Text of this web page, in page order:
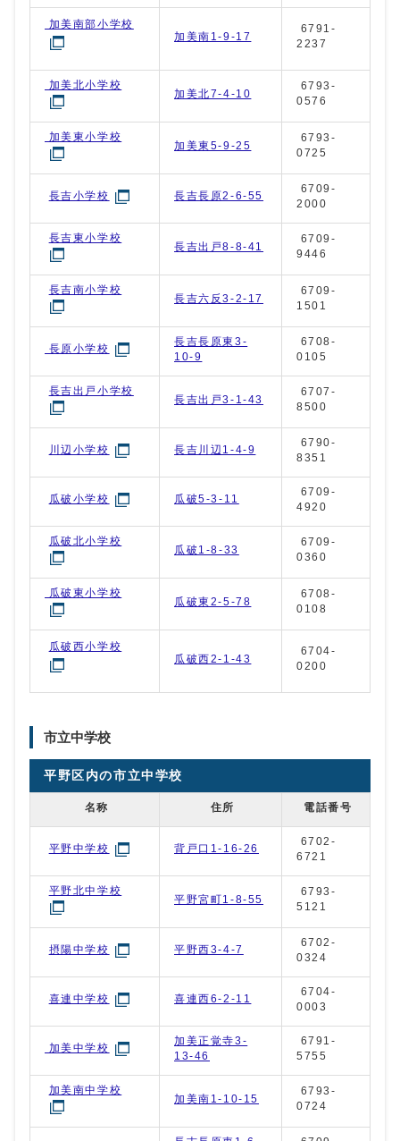
加美南部小学校
加美南1-9-17
6791-
2237
加美北小学校
加美北7-4-10
6793-
0576
加美東小学校
加美東5-9-25
6793-
0725
長吉小学校 長吉長原2-6-55
6709-
2000
長吉東小学校
長吉出戸8-8-41
6709-
9446
長吉南小学校
長吉六反3-2-17
6709-
1501
長原小学校
長吉長原東3-
10-9
6708-
0105
長吉出戸小学校
長吉出戸3-1-43
6707-
8500
川辺小学校 長吉川辺1-4-9
6790-
8351
瓜破小学校 瓜破5-3-11
6709-
4920
瓜破北小学校
瓜破1-8-33
6709-
0360
瓜破東小学校
瓜破東2-5-78
6708-
0108
瓜破西小学校
瓜破西2-1-43
6704-
0200
市立中学校
平野区内の市立中学校
名称 住所 電話番号
平野中学校 背戸口1-16-26
6702-
6721
平野北中学校
平野宮町1-8-55
6793-
5121
摂陽中学校 平野西3-4-7
6702-
0324
喜連中学校 喜連西6-2-11
6704-
0003
加美中学校
加美正覚寺3-
13-46
6791-
5755
加美南中学校
加美南1-10-15
6793-
0724